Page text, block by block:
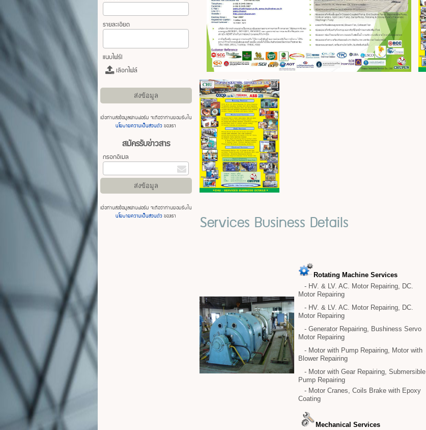
รายละเอียด
แนบไฟร์l
เลือกไฟล์
เมื่อท่านส่งข้อมูลผ่านฟอร์ม จะถือว่าท่านยอมรับใน
นโยบายความเป็นส่วนตัวของเรา
สมัครรับข่าวสาร
กรอกอีเมล
เมื่อท่านส่งข้อมูลผ่านฟอร์ม จะถือว่าท่านยอมรับใน
นโยบายความเป็นส่วนตัวของเรา Services Business Details
Rotating Machine Services
- HV. & LV. AC. Motor Repairing, DC.
Motor Repairing
- HV. & LV. AC. Motor Repairing, DC.
Motor Repairing
- Generator Repairing, Bushiness Servo
Motor Repairing
- Motor with Pump Repairing, Motor with
Blower Repairing
- Motor with Gear Repairing, Submersible
Pump Repairing
- Motor Cranes, Coils Brake with Epoxy
Coating
Mechanical Services